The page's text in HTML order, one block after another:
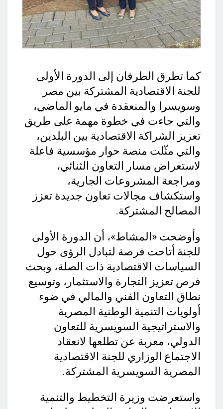
كما تطرق الطرفان إلى الدورة الأولى
للجنة الاقتصادية المشتركة بين مصر
وسويسرا والمنعقدة في مايو الماضي،
والتي جاءت في خطوة مهمة على طريق
تعزيز الشراكة الاقتصادية بين البلدين،
والتي مثّلت منصة حوار مؤسسية فاعلة
لاستعراض مسار التعاون الثنائي،
ومراجعة المشروعات الجارية،
واستكشاف مجالات تعاون جديدة تعزز
المصالح المشتركة.
وأوضحت «المشاط»، أن الدورة الأولى
للجنة أتاحت فرصة لتبادل الرؤى حول
السياسات الاقتصادية ذات الصلة، وبحث
فرص تعزيز التجارة والاستثمار، وتوسيع
نطاق التعاون الفني والمالي في ضوء
أولويات التنمية الوطنية المصرية
والاستراتيجية السويسرية للتعاون
الدولي، معربة عن تطلعها لانعقاد
الاجتماع الوزاري للجنة الاقتصادية
المصرية السويسرية المشتركة.
واستعرضت وزيرة التخطيط والتنمية